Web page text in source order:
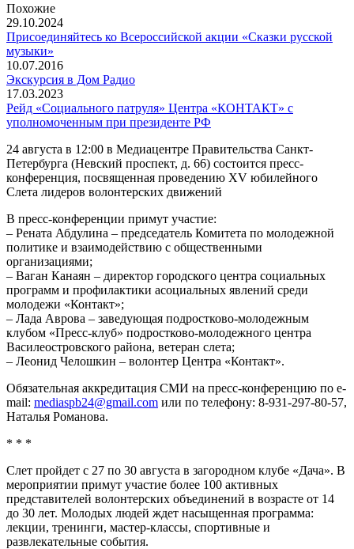
Похожие
29.10.2024
Присоединяйтесь ко Всероссийской акции «Сказки русской
музыки»
10.07.2016
Экскурсия в Дом Радио
17.03.2023
Рейд «Социального патруля» Центра «КОНТАКТ» с
уполномоченным при президенте РФ
24 августа в 12:00 в Медиацентре Правительства Санкт-
Петербурга (Невский проспект, д. 66) состоится пресс-
конференция, посвященная проведению XV юбилейного
Слета лидеров волонтерских движений
В пресс-конференции примут участие:
– Рената Абдулина – председатель Комитета по молодежной
политике и взаимодействию с общественными
организациями;
– Ваган Канаян – директор городского центра социальных
программ и профилактики асоциальных явлений среди
молодежи «Контакт»;
– Лада Аврова – заведующая подростково-молодежным
клубом «Пресс-клуб» подростково-молодежного центра
Василеостровского района, ветеран слета;
– Леонид Челошкин – волонтер Центра «Контакт».
Обязательная аккредитация СМИ на пресс-конференцию по e-
mail: mediaspb24@gmail.com или по телефону: 8-931-297-80-57,
Наталья Романова.
* * *
Слет пройдет с 27 по 30 августа в загородном клубе «Дача». В
мероприятии примут участие более 100 активных
представителей волонтерских объединений в возрасте от 14
до 30 лет. Молодых людей ждет насыщенная программа:
лекции, тренинги, мастер-классы, спортивные и
развлекательные события.